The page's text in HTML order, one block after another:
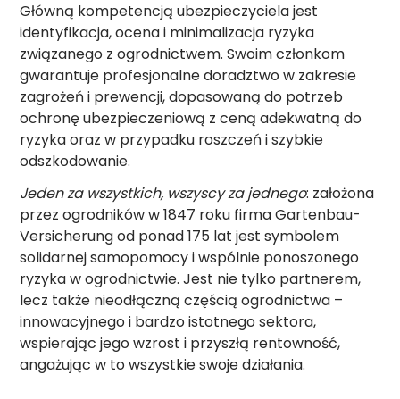
Główną kompetencją ubezpieczyciela jest
identyfikacja, ocena i minimalizacja ryzyka
związanego z ogrodnictwem. Swoim członkom
gwarantuje profesjonalne doradztwo w zakresie
zagrożeń i prewencji, dopasowaną do potrzeb
ochronę ubezpieczeniową z ceną adekwatną do
ryzyka oraz w przypadku roszczeń i szybkie
odszkodowanie.
Jeden za wszystkich, wszyscy za jednego: założona
przez ogrodników w 1847 roku firma Gartenbau-
Versicherung od ponad 175 lat jest symbolem
solidarnej samopomocy i wspólnie ponoszonego
ryzyka w ogrodnictwie. Jest nie tylko partnerem,
lecz także nieodłączną częścią ogrodnictwa –
innowacyjnego i bardzo istotnego sektora,
wspierając jego wzrost i przyszłą rentowność,
angażując w to wszystkie swoje działania.